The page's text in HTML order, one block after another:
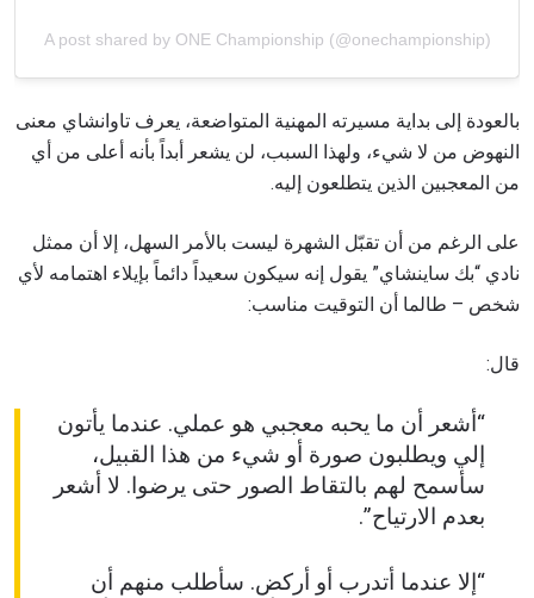
A post shared by ONE Championship (@onechampionship)
بالعودة إلى بداية مسيرته المهنية المتواضعة، يعرف تاوانشاي معنى
النهوض من لا شيء، ولهذا السبب، لن يشعر أبداً بأنه أعلى من أي
من المعجبين الذين يتطلعون إليه.
على الرغم من أن تقبّل الشهرة ليست بالأمر السهل، إلا أن ممثل
نادي “بك ساينشاي” يقول إنه سيكون سعيداً دائماً بإيلاء اهتمامه لأي
شخص – طالما أن التوقيت مناسب:
قال:
“أشعر أن ما يحبه معجبي هو عملي. عندما يأتون
إلي ويطلبون صورة أو شيء من هذا القبيل،
سأسمح لهم بالتقاط الصور حتى يرضوا. لا أشعر
بعدم الارتياح”.
“إلا عندما أتدرب أو أركض. سأطلب منهم أن